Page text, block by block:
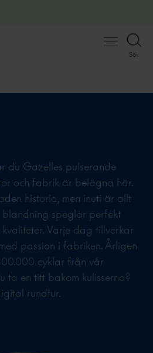
Open
Sök
du Gazelles pulserande
och fabrik är belägna här.
historia, men inuti är allt
blandning speglar perfekt
Varje dag tillverkar
passion i fabriken. Årligen
cyklar från vår
ta en titt bakom kulisserna?
rundtur.